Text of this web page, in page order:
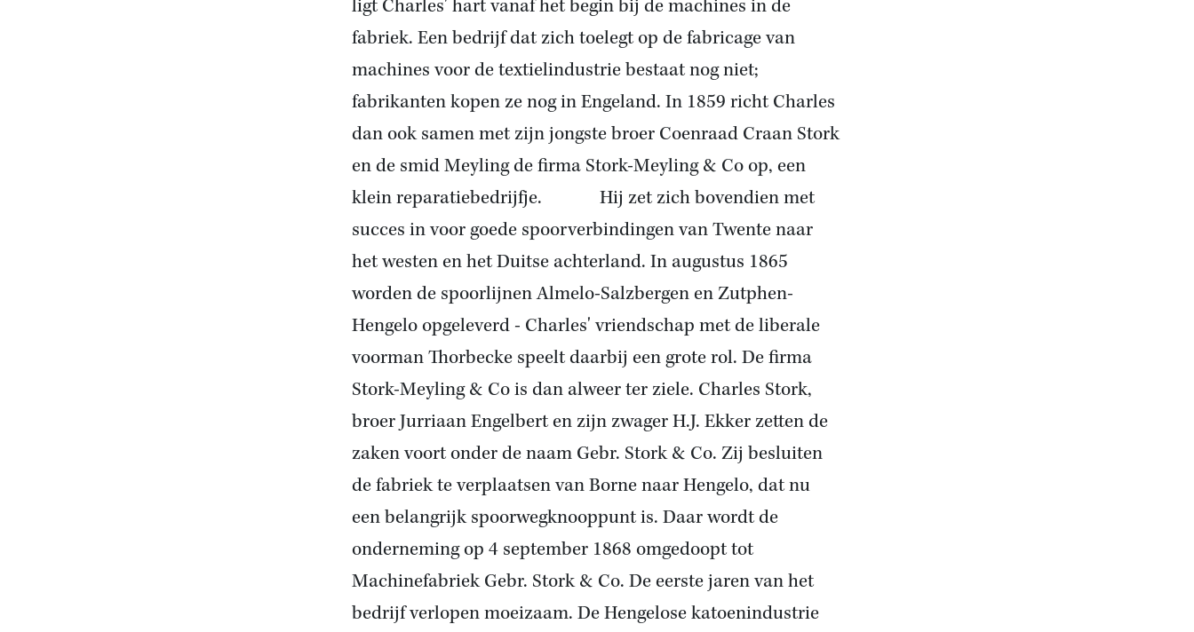
ligt Charles' hart vanaf het begin bij de machines in de
fabriek. Een bedrijf dat zich toelegt op de fabricage van
machines voor de textielindustrie bestaat nog niet;
fabrikanten kopen ze nog in Engeland. In 1859 richt Charles
dan ook samen met zijn jongste broer Coenraad Craan Stork
en de smid Meyling de firma Stork-Meyling & Co op, een
klein reparatiebedrijfje. Hij zet zich bovendien met
succes in voor goede spoorverbindingen van Twente naar
het westen en het Duitse achterland. In augustus 1865
worden de spoorlijnen Almelo-Salzbergen en Zutphen-
Hengelo opgeleverd - Charles' vriendschap met de liberale
voorman Thorbecke speelt daarbij een grote rol. De firma
Stork-Meyling & Co is dan alweer ter ziele. Charles Stork,
broer Jurriaan Engelbert en zijn zwager H.J. Ekker zetten de
zaken voort onder de naam Gebr. Stork & Co. Zij besluiten
de fabriek te verplaatsen van Borne naarHengelo, dat nu
een belangrijk spoorwegknooppunt is. Daar wordt de
onderneming op 4 september 1868 omgedoopt tot
Machinefabriek Gebr. Stork & Co. De eerste jaren van het
bedrijf verlopen moeizaam. De Hengelose katoenindustrie